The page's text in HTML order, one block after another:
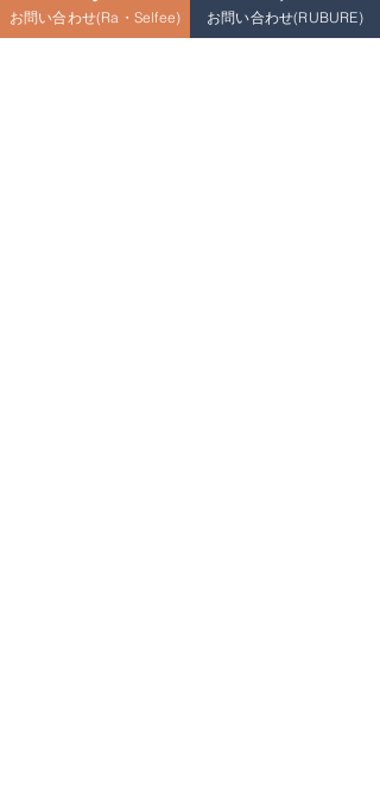
山形市ブライダル＃山形市ダイエット
＃山形エクソソーム＃山形市エクソソ
お問い合わせ(Ra・Selfee) お問い合わせ(RUBURE)